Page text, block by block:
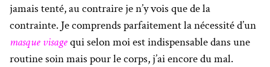
jamais tenté, au contraire je n’y vois que de la
contrainte. Je comprends parfaitement la nécessité d’un
masque visagequi selon moi est indispensable dans une
routine soin mais pour le corps, j’ai encore du mal.